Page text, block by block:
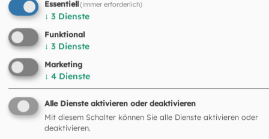
Hier finden Sie kostenfrei herunterladbare Menüseiten
dem neuen Münchener Kantorale zum
Essentiell(immer erforderlich)
↓ 3 Dienste
Funktional
↓ 3 Dienste
Marketing
↓ 4 Dienste
Alle Dienste aktivieren oder deaktivieren
Mit diesem Schalter können Sie alle Dienste aktivieren oder
deaktivieren.